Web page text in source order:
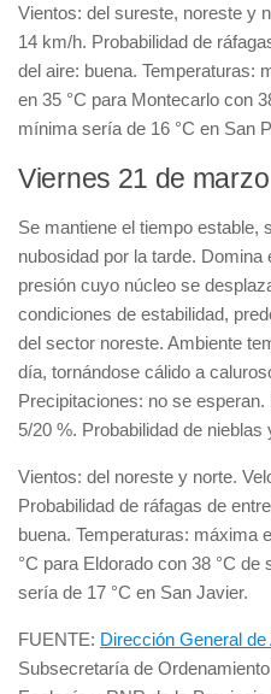
Vientos: del sureste, noreste y
14 km/h. Probabilidad de
del aire: buena. Temperaturas:
en 35 °C para Montecarlo con
mínima sería de 16 °C en San
Viernes 21 de marzo
Se mantiene el tiempo estable,
nubosidad por la tarde.
presión cuyo núcleo se
condiciones de estabilidad,
del sector noreste. Ambiente
día, tornándose cálido a
Precipitaciones: no se
5/20 %. Probabilidad de nieblas
Vientos: del noreste y norte.
Probabilidad de ráfagas de
buena. Temperaturas: máxima
°C para Eldorado con 38 °C
sería de 17 °C en San Javier.
FUENTE: Dirección General de
Subsecretaría de